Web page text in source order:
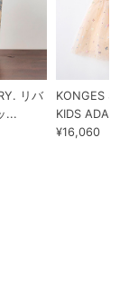
リバ
...
KONGES
KIDS ADA...
¥16,060